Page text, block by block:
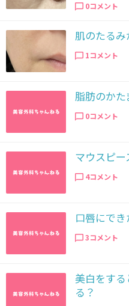
0コメント
肌のたる
1コメント
脂肪のか
0コメント
マウスピ
4コメント
口唇にで
3コメント
美白をす
る？